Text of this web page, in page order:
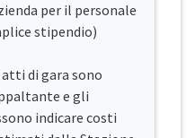
per il personale
stipendio)
di gara sono
e gli
indicare costi